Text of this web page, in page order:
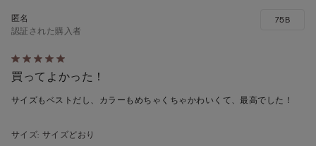
5
段
階
う
認証された購入者
買ってよかった！
サイズもベストだし、カラーもめちゃくちゃかわいくて、最高でした！
75B
サイズ: サイズどおり